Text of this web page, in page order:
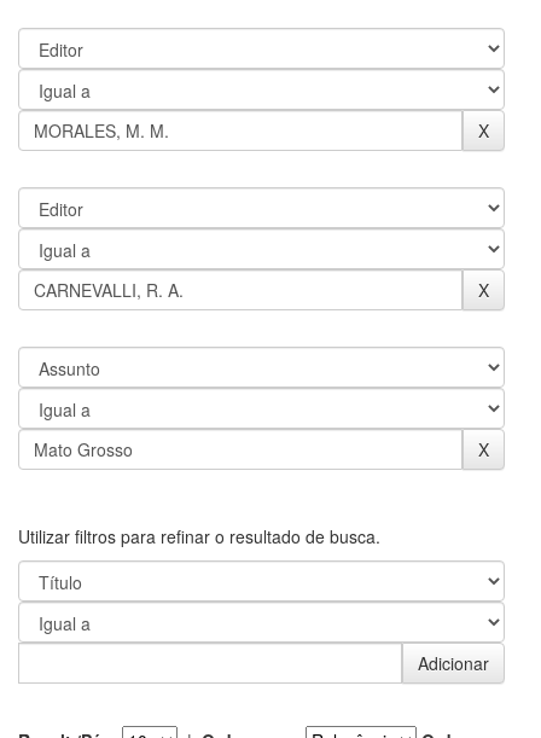
Utilizar filtros para refinar o resultado de busca.